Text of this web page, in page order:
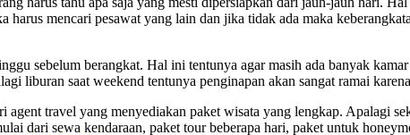
mencari pesawat yang lain dan jika tidak ada maka
sebelum berangkat. Hal ini tentunya agar masih ada banyak
liburan saat weekend tentunya penginapan akan sangat ramai
travel yang menyediakan paket wisata yang lengkap. Apalagi
dari sewa kendaraan, paket tour beberapa hari, paket untuk